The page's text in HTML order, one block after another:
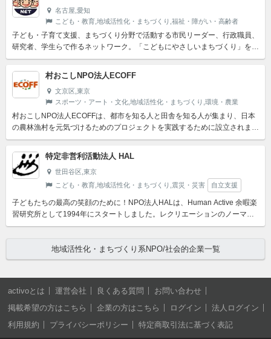
名古屋,愛知
こども・教育,地域活性化・まちづくり,福祉・障がい・高齢者
子ども・子育て支援、まちづくり分野で活動する市民リーダー、行政職員、
研究者、学生らで作るネットワーク。「こどもにやさしいまちづくり」を
2000年発足当初からのミッションとして掲げ、ネットワークを...
村おこしNPO法人ECOFF
文京区,東京
スポーツ・アート・文化,地域活性化・まちづくり,環境・農業
村おこしNPO法人ECOFFは、都市を知る人と田舎を知る人が集まり、日本
の農林漁村を元気づけるためのプロジェクトを実践するために設立されまし
た。ECOFFでは、「田舎のこと、農業のことを都会の人...
特定非営利活動法人 HAL
世田谷区,東京
こども・教育,地域活性化・まちづくり,震災・災害
自立支援
子どもたちの最高の笑顔のために！NPO法人HALは、Human Active 余暇楽
習研究所として1994年にスタートしました。レクリエーションのノーマラ
イゼーションを基本理念とし、健常児・障が...
地域活性化・まちづくり系NPO/社会的企業一覧
activoとは 運営会社 良くある質問
お問い合わせ
掲載希望の方はこちら
企業の方はこちら ログイン
法人ログイン
利用規約
プライバシーポリシー 特定商取引法に基づく表記